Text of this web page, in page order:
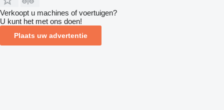
Verkoopt u machines of voertuigen?
U kunt het met ons doen!
Plaats uw advertentie